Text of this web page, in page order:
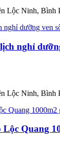
Lộc Ninh, Bình
nghỉ
Lộc Ninh, Bình
Quang